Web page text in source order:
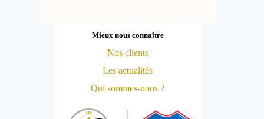
Mieux nous connaître
Nos clients
Les actualités
Qui sommes-nous ?